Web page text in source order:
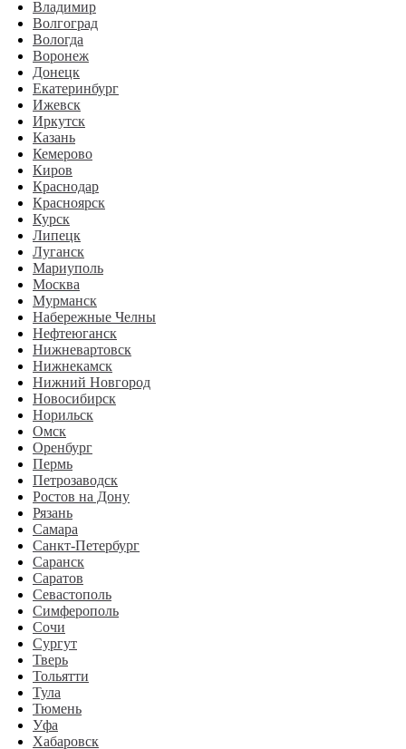
Владимир
Волгоград
Вологда
Воронеж
Донецк
Екатеринбург
Ижевск
Иркутск
Казань
Кемерово
Киров
Краснодар
Красноярск
Курск
Липецк
Луганск
Мариуполь
Москва
Мурманск
Набережные Челны
Нефтеюганск
Нижневартовск
Нижнекамск
Нижний Новгород
Новосибирск
Норильск
Омск
Оренбург
Пермь
Петрозаводск
Ростов на Дону
Рязань
Самара
Санкт-Петербург
Саранск
Саратов
Севастополь
Симферополь
Сочи
Сургут
Тверь
Тольятти
Тула
Тюмень
Уфа
Хабаровск